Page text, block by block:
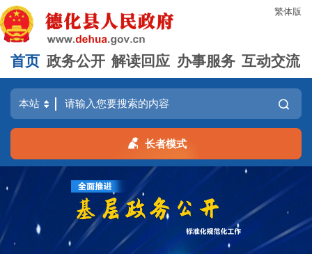
繁体版
首页 政务公开 解读回应 办事服务 互动交流
长者模式